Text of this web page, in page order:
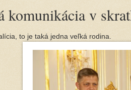
komunikácia v
to je taká jedna veľká rodina.